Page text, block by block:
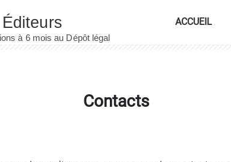
ACCUEIL
Contacts